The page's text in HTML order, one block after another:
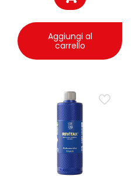
Aggiungi al
carrello